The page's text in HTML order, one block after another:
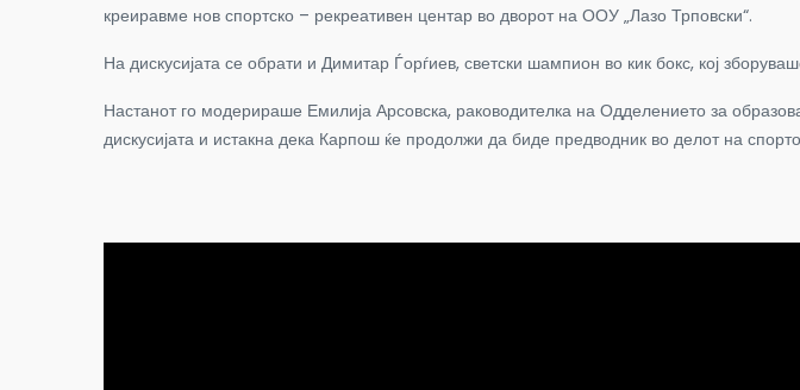
креиравме нов спортско – рекреативен центар во дворот на ООУ „Лазо Трповски“.
На дискусијата се обрати и Димитар Ѓорѓиев, светски шампион во кик бокс, кој
Настанот го модерираше Емилија Арсовска, раководителка на Одделението за
дискусијата и истакна дека Карпош ќе продолжи да биде предводник во делот на